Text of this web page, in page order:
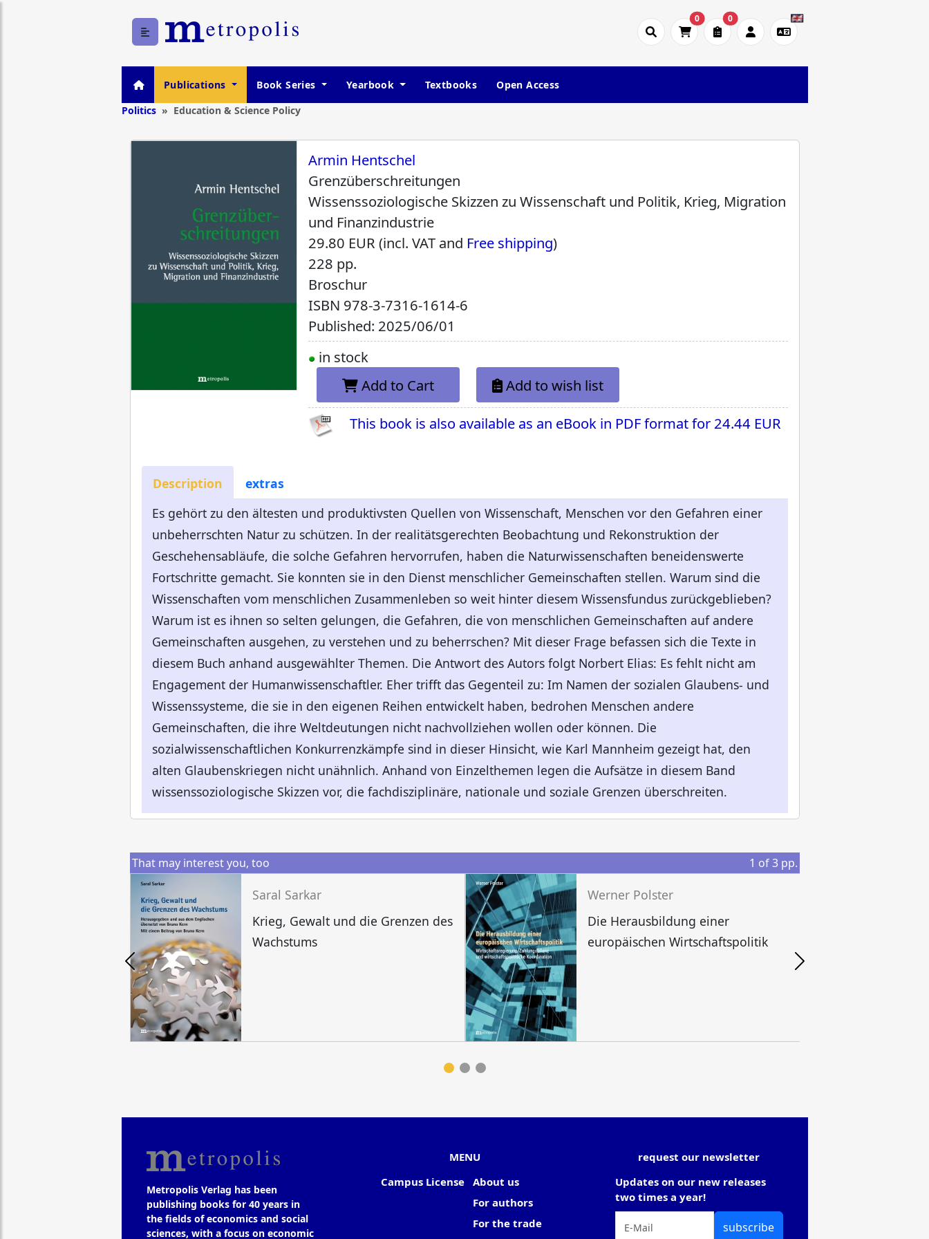
0 0
Publications Book Series Yearbook Textbooks
Open Access
Politics
Education & Science Policy
Armin Hentschel
Grenzüberschreitungen
Wissenssoziologische Skizzen zu Wissenschaft und Politik, Krieg, Migration
und Finanzindustrie
29.80 EUR (incl. VAT and Free shipping)
228 pp.
Broschur
ISBN 978-3-7316-1614-6
Published: 2025/06/01
in stock
Add to Cart
Add to wish list
This book is also available as an eBook in PDF format for 24.44 EUR
Description
extras
Es gehört zu den ältesten und produktivsten Quellen von Wissenschaft, Menschen vor den Gefahren einer
unbeherrschten Natur zu schützen. In der realitätsgerechten Beobachtung und Rekonstruktion der
Geschehensabläufe, die solche Gefahren hervorrufen, haben die Naturwissenschaften beneidenswerte
Fortschritte gemacht. Sie konnten sie in den Dienst menschlicher Gemeinschaften stellen. Warum sind die
Wissenschaften vom menschlichen Zusammenleben so weit hinter diesem Wissensfundus zurückgeblieben?
Warum ist es ihnen so selten gelungen, die Gefahren, die von menschlichen Gemeinschaften auf andere
Gemeinschaften ausgehen, zu verstehen und zu beherrschen? Mit dieser Frage befassen sich die Texte in
diesem Buch anhand ausgewählter Themen. Die Antwort des Autors folgt Norbert Elias: Es fehlt nicht am
Engagement der Humanwissenschaftler. Eher trifft das Gegenteil zu: Im Namen der sozialen Glaubens- und
Wissenssysteme, die sie in den eigenen Reihen entwickelt haben, bedrohen Menschen andere
Gemeinschaften, die ihre Weltdeutungen nicht nachvollziehen wollen oder können. Die
sozialwissenschaftlichen Konkurrenzkämpfe sind in dieser Hinsicht, wie Karl Mannheim gezeigt hat, den
alten Glaubenskriegen nicht unähnlich. Anhand von Einzelthemen legen die Aufsätze in diesem Band
wissenssoziologische Skizzen vor, die fachdisziplinäre, nationale und soziale Grenzen überschreiten.
That may interest you, too 1 of3pp.
Saral Sarkar
Krieg, Gewalt und die Grenzen des
Wachstums
Werner Polster
Die Herausbildung einer
europäischen Wirtschaftspolitik
Metropolis Verlag has been
publishing books for 40 years in
the fields of economics and social
sciences, with a focus on economic
MENU
Campus License
About us
For authors
For the trade
request our newsletter
Updates on our new releases
two times a year!
subscribe